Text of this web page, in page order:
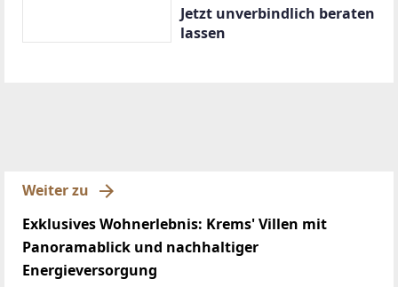
Jetzt unverbindlich beraten
lassen
Weiter zu
Exklusives Wohnerlebnis: Krems' Villen mit
Panoramablick und nachhaltiger
Energieversorgung